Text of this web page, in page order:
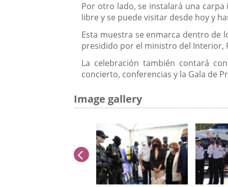
Por otro lado, se instalará una
libre y se puede visitar desde hoy y
Esta muestra se enmarca dentro de
presidido por el ministro del Interior,
La celebración también contará
concierto, conferencias y la Gala de
Image gallery
previus